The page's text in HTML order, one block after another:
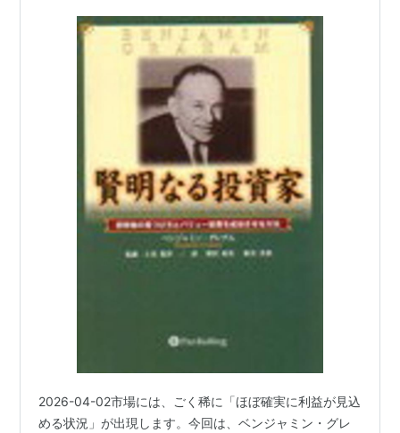
2026-04-02市場には、ごく稀に「ほぼ確実に利益が見込
める状況」が出現します。今回は、ベンジャミン・グレ